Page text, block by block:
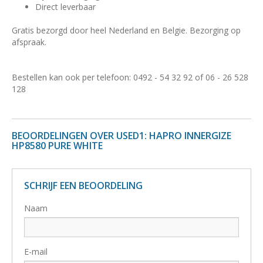
Direct leverbaar
Gratis bezorgd door heel Nederland en Belgie. Bezorging op
afspraak.
Bestellen kan ook per telefoon: 0492 - 54 32 92 of 06 - 26 528
128
BEOORDELINGEN OVER USED1: HAPRO INNERGIZE
HP8580 PURE WHITE
SCHRIJF EEN BEOORDELING
Naam
E-mail